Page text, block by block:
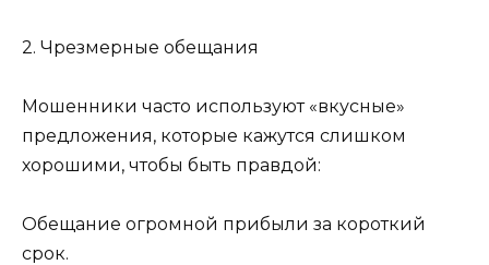
2. Чрезмерные обещания
Мошенники часто используют «вкусные»
предложения, которые кажутся слишком
хорошими, чтобы быть правдой:
Обещание огромной прибыли за короткий
срок.